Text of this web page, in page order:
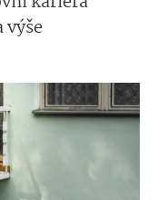
výše